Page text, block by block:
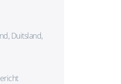
Duitsland,